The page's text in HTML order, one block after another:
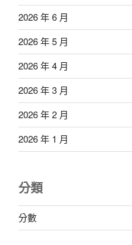
2026 年 6 月
2026 年 5 月
2026 年 4 月
2026 年 3 月
2026 年 2 月
2026 年 1 月
分類
分數